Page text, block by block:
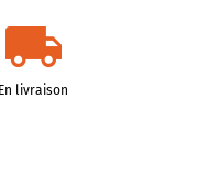
En livraison